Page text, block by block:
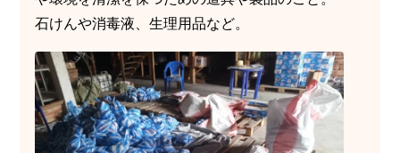
石けんや消毒液、生理用品など。